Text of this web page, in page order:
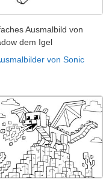
Ausmalbild von
dem Igel
von Sonic